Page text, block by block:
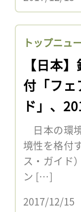
トップニュ
【日本
付「フ
ド」、
日本の環
境性を格付
ス・ガイド
ン […]
2017/12/15